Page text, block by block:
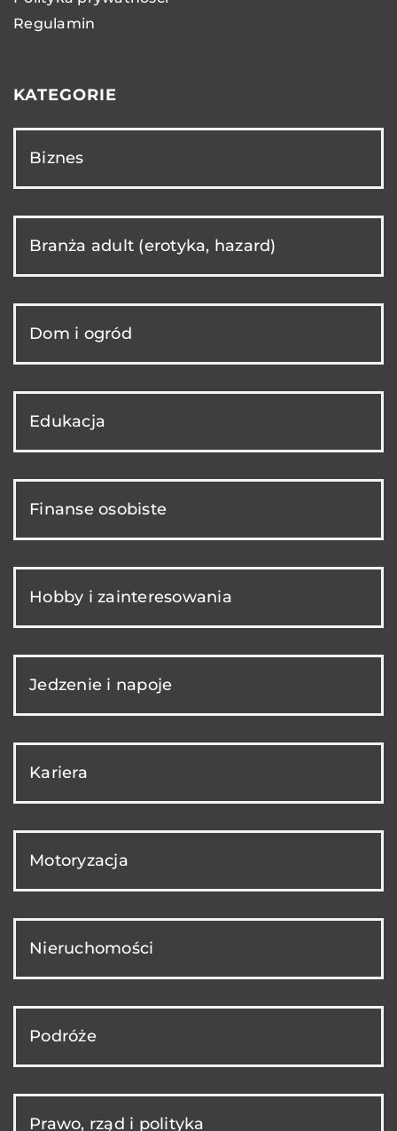
Regulamin
KATEGORIE
Biznes
Branża adult (erotyka, hazard)
Dom i ogród
Edukacja
Finanse osobiste
Hobby i zainteresowania
Jedzenie i napoje
Kariera
Motoryzacja
Nieruchomości
Podróże
Prawo, rząd i polityka